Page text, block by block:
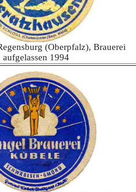
(Oberpfalz), Brauerei
aufgelassen 1994